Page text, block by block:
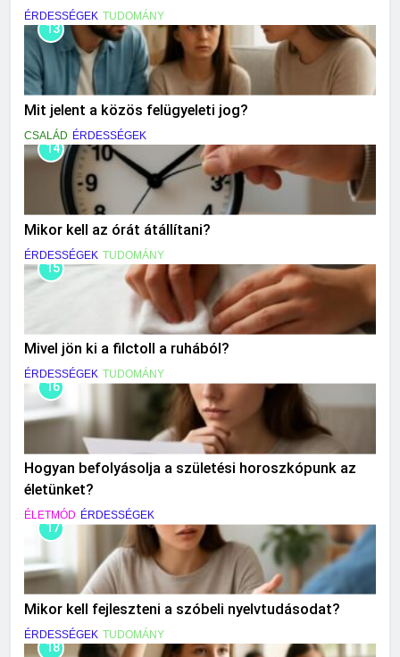
ÉRDESSÉGEK TUDOMÁNY
13
Mit jelent a közös felügyeleti jog?
CSALÁD ÉRDESSÉGEK
14
Mikor kell az órát átállítani?
ÉRDESSÉGEK TUDOMÁNY
15
Mivel jön ki a filctoll a ruhából?
ÉRDESSÉGEK TUDOMÁNY
16
Hogyan befolyásolja a születési horoszkópunk az
életünket?
ÉLETMÓD ÉRDESSÉGEK
17
Mikor kell fejleszteni a szóbeli nyelvtudásodat?
ÉRDESSÉGEK TUDOMÁNY
18